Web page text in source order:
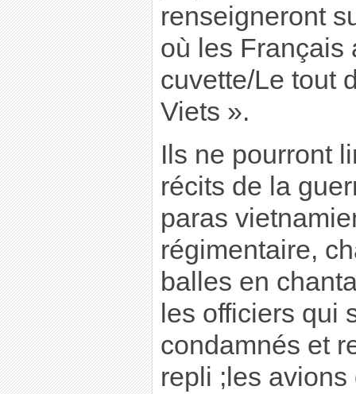
renseigneront
où les Français
cuvette/Le tout
Viets ».
Ils ne pourront
récits de la
paras
régimentaire,
balles en
les officiers qui
condamnés et
repli ;les